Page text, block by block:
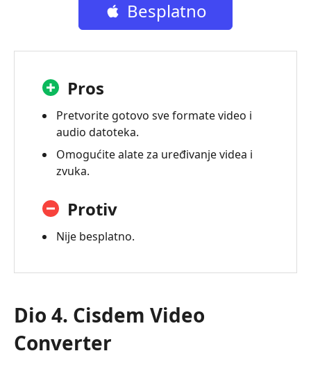
Besplatno
preuzimanje
Pros
Pretvorite gotovo sve formate video i
audio datoteka.
Omogućite alate za uređivanje videa i
zvuka.
Protiv
Nije besplatno.
Dio 4. Cisdem Video
Converter